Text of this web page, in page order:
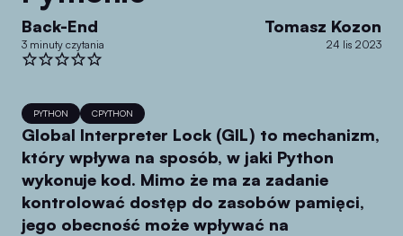
Back-End
3 minuty czytania
Tomasz Kozon
24 lis 2023
PYTHON CPYTHON
Global Interpreter Lock (GIL) to mechanizm,
który wpływa na sposób, w jaki Python
wykonuje kod. Mimo że ma za zadanie
kontrolować dostęp do zasobów pamięci,
jego obecność może wpływać na